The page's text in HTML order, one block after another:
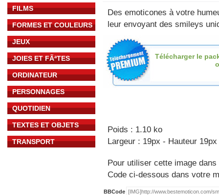
FILMS
FORMES ET COULEURS
JEUX
JOIES ET FÃªTES
ORDINATEUR
PERSONNAGES
QUOTIDIEN
TEXTES ET OBJETS
TRANSPORT
Des emoticones à votre
leur envoyant des smileys
Télécharger le
Poids : 1.10 ko
Largeur : 19px - Hauteur 19px
Pour utiliser cette image
Code ci-dessous dans votre
BBCode